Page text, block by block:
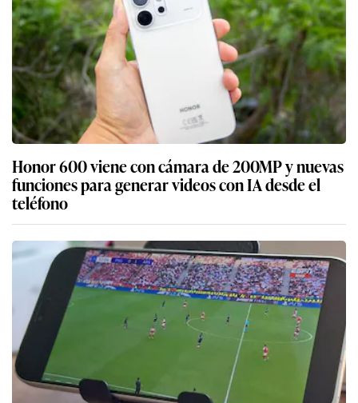
Honor 600 viene con cámara de 200MP y nuevas
funciones para generar videos con IA desde el
teléfono